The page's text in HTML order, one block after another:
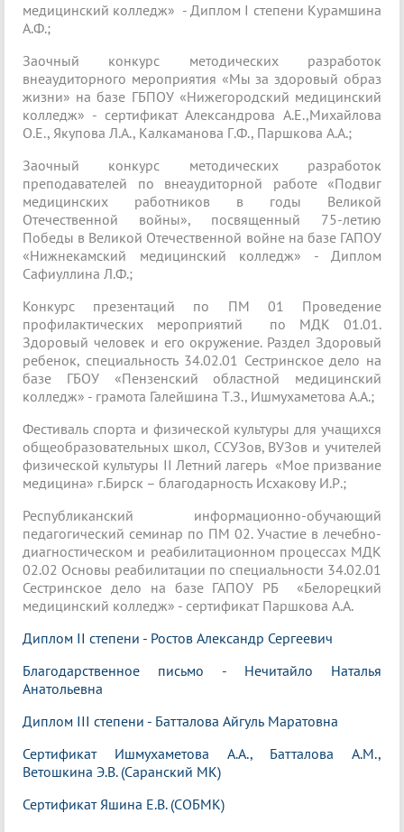
медицинский колледж» - Диплом I степени Курамшина
А.Ф.;
Заочный конкурс методических разработок
внеаудиторного мероприятия «Мы за здоровый образ
жизни» на базе ГБПОУ «Нижегородский медицинский
колледж» - сертификат Александрова А.Е.,Михайлова
О.Е., Якупова Л.А., Калкаманова Г.Ф., Паршкова А.А.;
Заочный конкурс методических разработок
преподавателей по внеаудиторной работе «Подвиг
медицинских работников в годы Великой
Отечественной войны», посвященный 75-летию
Победы в Великой Отечественной войне на базе ГАПОУ
«Нижнекамский медицинский колледж» - Диплом
Сафиуллина Л.Ф.;
Конкурс презентаций по ПМ 01 Проведение
профилактических мероприятий по МДК 01.01.
Здоровый человек и его окружение. Раздел Здоровый
ребенок, специальность 34.02.01 Сестринское дело на
базе ГБОУ «Пензенский областной медицинский
колледж» - грамота Галейшина Т.З., Ишмухаметова А.А.;
Фестиваль спорта и физической культуры для учащихся
общеобразовательных школ, ССУЗов, ВУЗов и учителей
физической культуры II Летний лагерь «Мое призвание
медицина» г.Бирск – благодарность Исхакову И.Р.;
Республиканский информационно-обучающий
педагогический семинар по ПМ 02. Участие в лечебно-
диагностическом и реабилитационном процессах МДК
02.02 Основы реабилитации по специальности 34.02.01
Сестринское дело на базе ГАПОУ РБ «Белорецкий
медицинский колледж» - сертификат Паршкова А.А.
Диплом II степени - Ростов Александр Сергеевич
Благодарственное письмо - Нечитайло Наталья
Анатольевна
Диплом III степени - Батталова Айгуль Маратовна
Сертификат Ишмухаметова А.А., Батталова А.М.,
Ветошкина Э.В. (Саранский МК)
Сертификат Яшина Е.В. (СОБМК)